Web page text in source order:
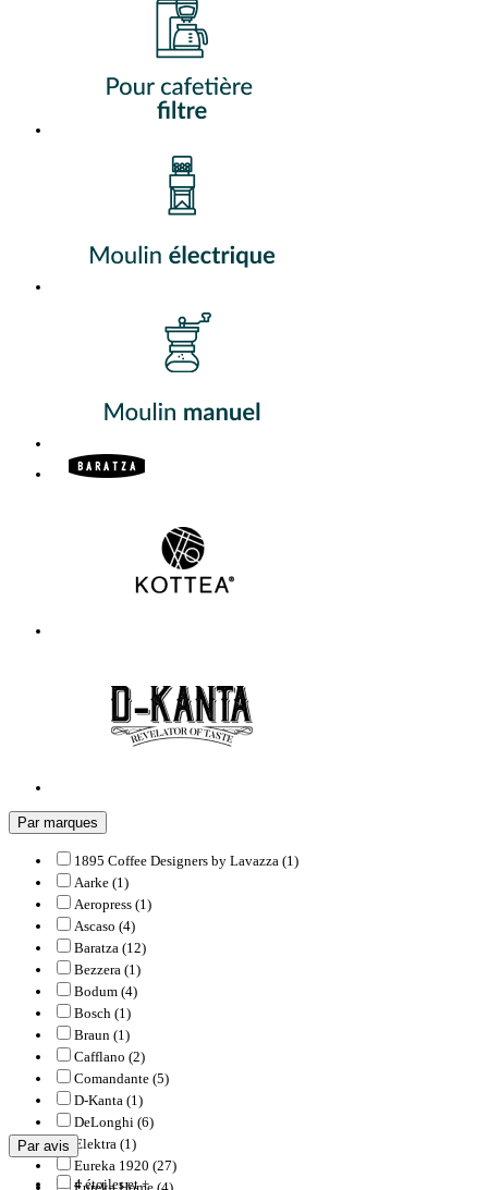
Par marques
1895 Coffee Designers by Lavazza (1)
Aarke (1)
Aeropress (1)
Ascaso (4)
Baratza (12)
Bezzera (1)
Bodum (4)
Bosch (1)
Braun (1)
Cafflano (2)
Comandante (5)
D-Kanta (1)
DeLonghi (6)
Elektra (1)
Eureka 1920 (27)
Par avis
4 étoiles et +